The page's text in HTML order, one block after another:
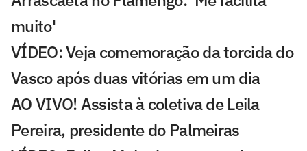
muito'
VÍDEO: Veja comemoração da torcida do
Vasco após duas vitórias em um dia
AO VIVO! Assista à coletiva de Leila
Pereira, presidente do Palmeiras